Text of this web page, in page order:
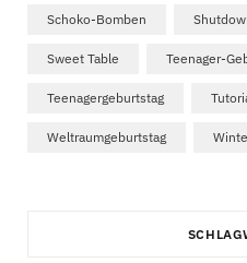
Schoko-Bomben
Sweet Table Teenager-
Teenagergeburtstag
Weltraumgeburtstag